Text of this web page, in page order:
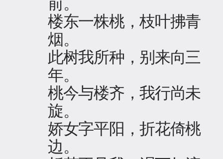
楼东一株桃，枝叶拂青
烟。
此树我所种，别来向三
年。
桃今与楼齐，我行尚未
旋。
娇女字平阳，折花倚桃
边。